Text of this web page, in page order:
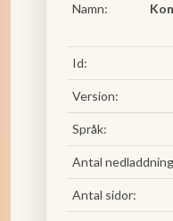
Namn:
Id:
Version:
Språk:
Antal
Antal sidor: